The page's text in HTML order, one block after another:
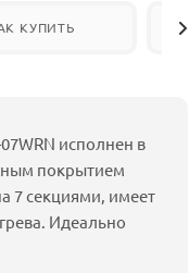
КУПИТЬ
исполнен в
покрытием
7 секциями, имеет
Идеально